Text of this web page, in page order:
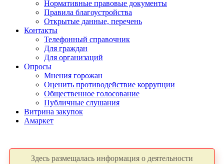
Нормативные правовые документы
Правила благоустройства
Открытые данные, перечень
Контакты
Телефонный справочник
Для граждан
Для организаций
Опросы
Мнения горожан
Оценить противодействие коррупции
Общественное голосование
Публичные слушания
Витрина закупок
Амаркет
Здесь размещалась информация о деятельности